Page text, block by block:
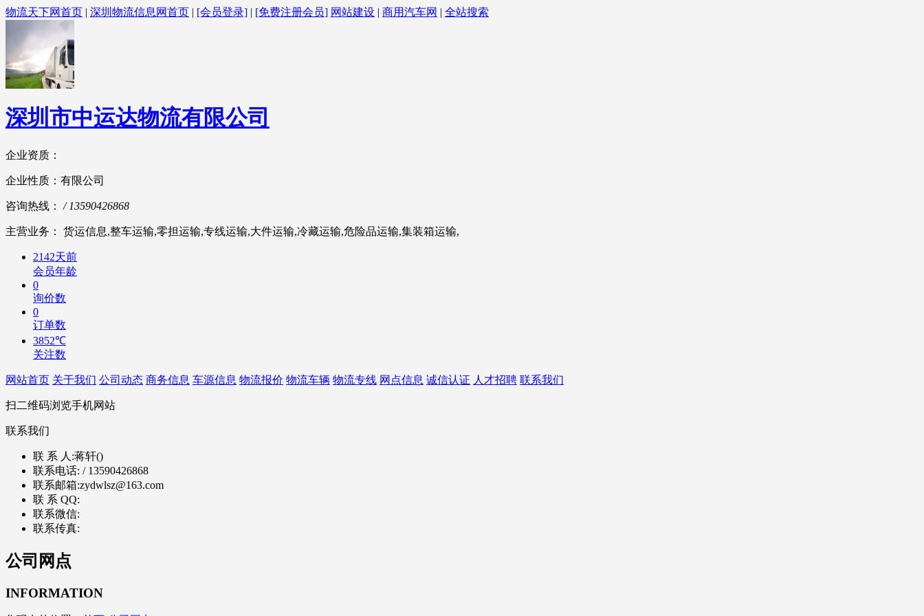
物流天下网首页 | 深圳物流信息网首页 | [会员登录] | [免费注册会员] 网站建设 | 商用汽车网 | 全站搜索
深圳市中运达物流有限公司
企业资质：
企业性质：有限公司
咨询热线： / 13590426868
主营业务： 货运信息,整车运输,零担运输,专线运输,大件运输,冷藏运输,危险品运输,集装箱运输,
2142天前
会员年龄
0
询价数
0
订单数
3852℃
关注数
网站首页 关于我们 公司动态 商务信息 车源信息 物流报价 物流车辆 物流专线 网点信息 诚信认证 人才招聘 联系我们
扫二维码浏览手机网站
联系我们
联 系 人:蒋轩()
联系电话: / 13590426868
联系邮箱:zydwlsz@163.com
联 系 QQ:
联系微信:
联系传真:
公司网点
INFORMATION